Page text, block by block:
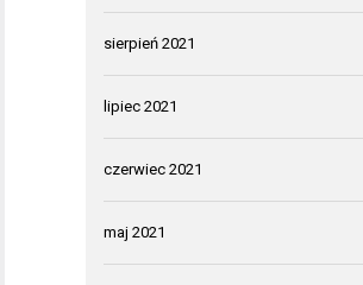
sierpień 2021
lipiec 2021
czerwiec 2021
maj 2021